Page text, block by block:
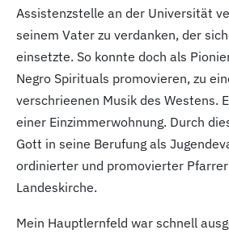
Assistenzstelle an der Universität
seinem Vater zu verdanken, der
einsetzte. So konnte doch als
Negro Spirituals promovieren, zu
verschrieenen Musik des Westens.
einer Einzimmerwohnung. Durch
Gott in seine Berufung als
ordinierter und promovierter
Landeskirche.
Mein Hauptlernfeld war schnell